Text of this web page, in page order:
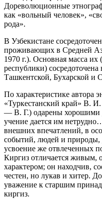
Дореволюционные
как «вольный человек»,
рода».
В Узбекистане
проживающих в Средней
1970 г.). Основная масса их
республики)
Ташкентской, Бухарской и
По характеристике автора
«Туркестанский край» В.
— В. Г.) одарены хорошими
учение дается им
внешних впечатлений, в
событий, людей и природы,
усвоение же отвлеченных
Киргиз отличается живым,
характером; он находчив,
честен, но лукав и хитер.
уважение к старшим
киргиз.